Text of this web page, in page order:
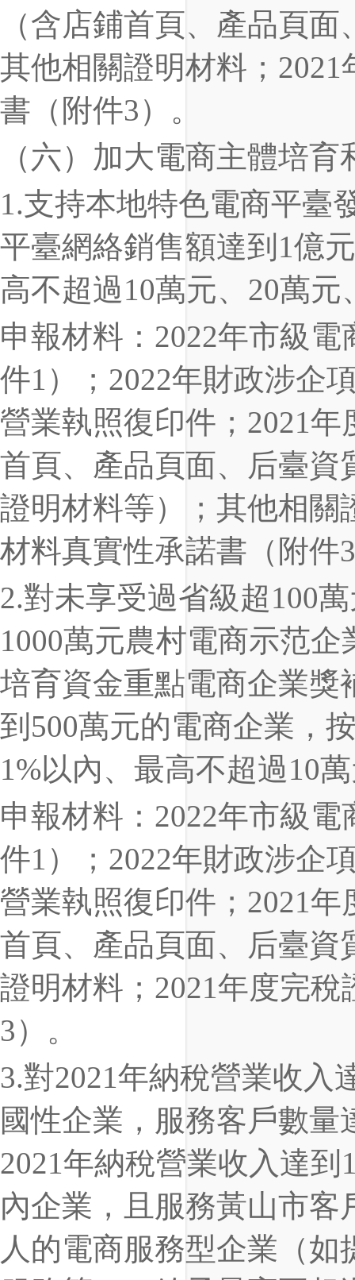
（含店鋪首頁、產品頁
其他相關證明材料；
書（附件3）。
（六）加大電商主體培育
1.支持本地特色電商平臺
平臺網絡銷售額達到1億
高不超過10萬元、20萬
申報材料：2022年市級
件1）；2022年財政涉企
營業執照復印件；2021
首頁、產品頁面、后臺資
證明材料等）；其他相關
材料真實性承諾書（附件
2.對未享受過省級超100
1000萬元農村電商示范
培育資金重點電商企業獎
到500萬元的電商企業，
1%以內、最高不超過10
申報材料：2022年市級
件1）；2022年財政涉企
營業執照復印件；2021
首頁、產品頁面、后臺資
證明材料；2021年度完
3）。
3.對2021年納稅營業收入
國性企業，服務客戶數量
2021年納稅營業收入達
內企業，且服務黃山市客
人的電商服務型企業（